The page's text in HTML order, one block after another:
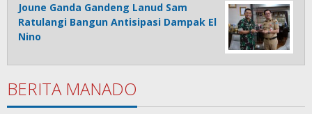
Joune Ganda Gandeng Lanud Sam
Ratulangi Bangun Antisipasi Dampak El
Nino
BERITA MANADO